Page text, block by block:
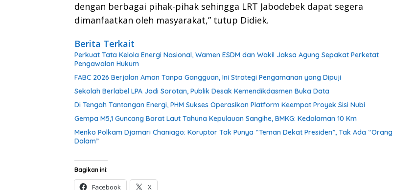
dengan berbagai pihak-pihak sehingga LRT Jabodebek dapat segera
dimanfaatkan oleh masyarakat,” tutup Didiek.
Berita Terkait
Perkuat Tata Kelola Energi Nasional, Wamen ESDM dan Wakil Jaksa Agung Sepakat Perketat
Pengawalan Hukum
FABC 2026 Berjalan Aman Tanpa Gangguan, Ini Strategi Pengamanan yang Dipuji
Sekolah Berlabel LPA Jadi Sorotan, Publik Desak Kemendikdasmen Buka Data
Di Tengah Tantangan Energi, PHM Sukses Operasikan Platform Keempat Proyek Sisi Nubi
Gempa M5,1 Guncang Barat Laut Tahuna Kepulauan Sangihe, BMKG: Kedalaman 10 Km
Menko Polkam Djamari Chaniago: Koruptor Tak Punya “Teman Dekat Presiden”, Tak Ada “Orang
Dalam”
Bagikan ini:
Facebook X